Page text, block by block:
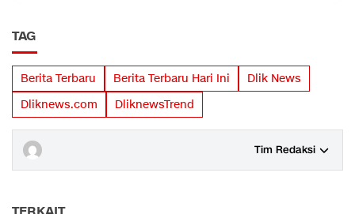
TAG
Berita Terbaru Berita Terbaru Hari Ini
Dlik News
Dliknews.com
DliknewsTrend
Tim Redaksi